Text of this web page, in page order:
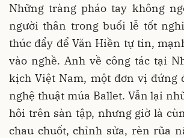
Những tràng pháo tay không
người thân trong buổi lễ tốt
thúc đẩy để Văn Hiền tự tin,
vào nghề. Anh về công tác tại
kịch Việt Nam, một đơn vị đứng
nghệ thuật múa Ballet. Vẫn lại
hôi trên sàn tập, nhưng giờ là
chau chuốt, chỉnh sửa, rèn rũa